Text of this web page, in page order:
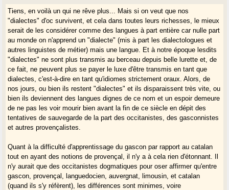
Tiens, en voilà un qui ne rêve plus... Mais si on veut que nos
"dialectes" d'oc survivent, et cela dans toutes leurs richesses, le mieux
serait de les considérer comme des langues à part entière car nulle part
au monde on n'apprend un "dialecte" (mis à part les dialectologues et
autres linguistes de métier) mais une langue. Et à notre époque lesdits
"dialectes" ne sont plus transmis au berceau depuis belle lurette et, de
ce fait, ne peuvent plus se payer le luxe d'être transmis en tant que
dialectes, c'est-à-dire en tant qu'idiomes strictement oraux. Alors, de
nos jours, ou bien ils restent "dialectes" et ils disparaissent très vite, ou
bien ils deviennent des langues dignes de ce nom et un espoir demeure
de ne pas les voir mourir bien avant la fin de ce siècle en dépit des
tentatives de sauvegarde de la part des occitanistes, des gasconnistes
et autres provençalistes.
Quant à la difficulté d'apprentissage du gascon par rapport au catalan
tout en ayant des notions de provençal, il n'y a à cela rien d'étonnant. Il
n'y aurait que des occitanistes dogmatiques pour oser affirmer qu'entre
gascon, provençal, languedocien, auvergnat, limousin, et catalan
(quand ils s'y réfèrent), les différences sont minimes, voire